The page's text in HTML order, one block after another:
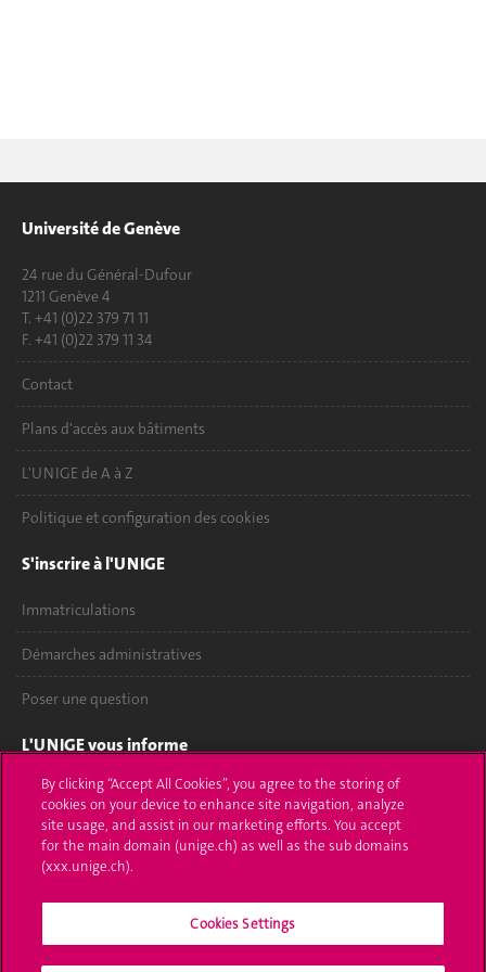
Université de Genève
24 rue du Général-Dufour
1211 Genève 4
T. +41 (0)22 379 71 11
F. +41 (0)22 379 11 34
Contact
Plans d'accès aux bâtiments
L'UNIGE de A à Z
Politique et configuration des cookies
S'inscrire à l'UNIGE
Immatriculations
Démarches administratives
Poser une question
L'UNIGE vous informe
UNIGE Mobile
Médias
Offres d'emploi
By clicking “Accept All Cookies”, you agree to the storing of
cookies on your device to enhance site navigation, analyze
site usage, and assist in our marketing efforts. You accept
for the main domain (unige.ch) as well as the sub domains
(xxx.unige.ch).
Cookies Settings